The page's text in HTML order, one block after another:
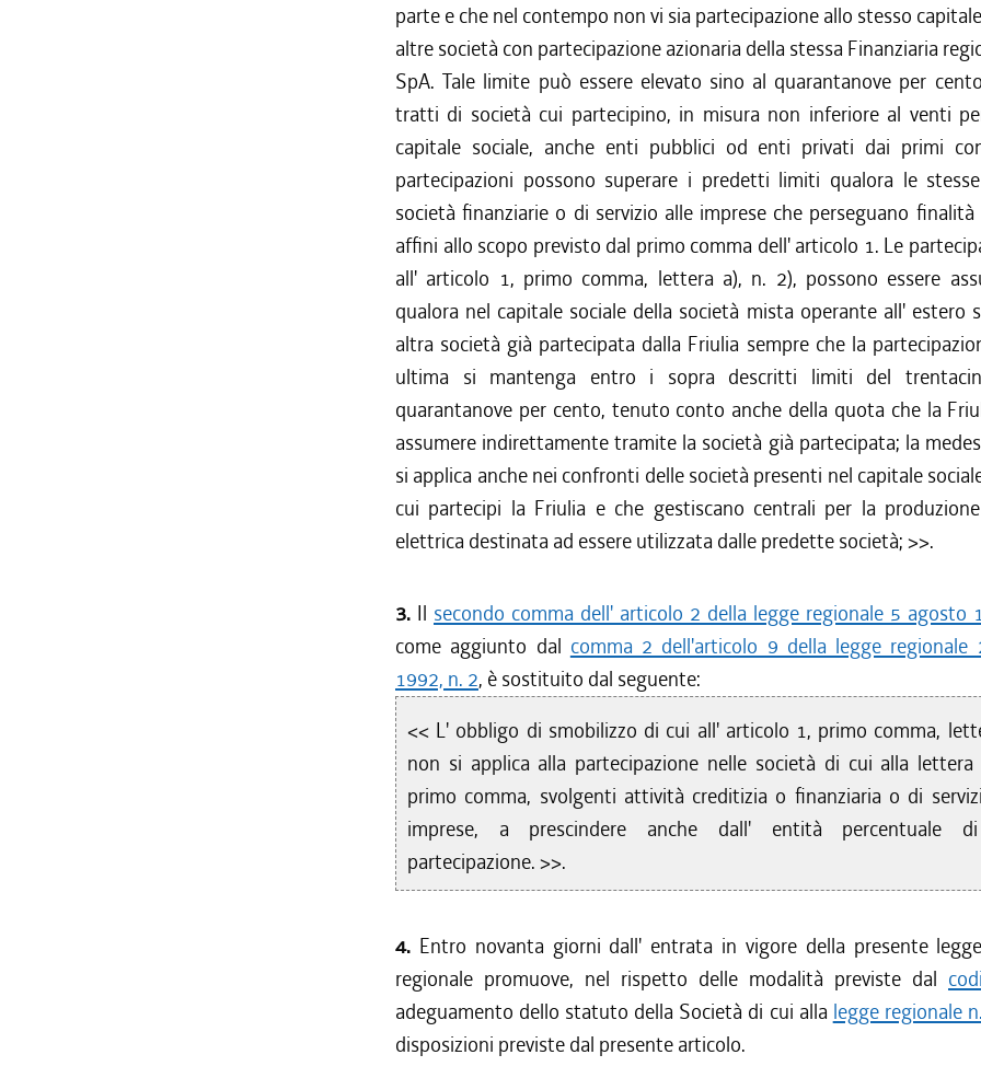
parte e che nel contempo non vi sia partecipazione allo stesso
altre società con partecipazione azionaria della stessa Finanziaria
SpA. Tale limite può essere elevato sino al quarantanove per
tratti di società cui partecipino, in misura non inferiore al venti
capitale sociale, anche enti pubblici od enti privati dai primi
partecipazioni possono superare i predetti limiti qualora le
società finanziarie o di servizio alle imprese che perseguano finalità
affini allo scopo previsto dal primo comma dell' articolo 1. Le
all' articolo 1, primo comma, lettera a), n. 2), possono essere
qualora nel capitale sociale della società mista operante all' estero
altra società già partecipata dalla Friulia sempre che la
ultima si mantenga entro i sopra descritti limiti del
quarantanove per cento, tenuto conto anche della quota che la
assumere indirettamente tramite la società già partecipata; la
si applica anche nei confronti delle società presenti nel capitale
cui partecipi la Friulia e che gestiscano centrali per la
elettrica destinata ad essere utilizzata dalle predette società; >>.
3. Il secondo comma dell' articolo 2 della legge regionale 5 agosto
come aggiunto dal comma 2 dell'articolo 9 della legge regionale
1992, n. 2, è sostituito dal seguente:
<< L' obbligo di smobilizzo di cui all' articolo 1, primo comma,
non si applica alla partecipazione nelle società di cui alla lettera
primo comma, svolgenti attività creditizia o finanziaria o di
imprese, a prescindere anche dall' entità percentuale
partecipazione. >>.
4. Entro novanta giorni dall' entrata in vigore della presente
regionale promuove, nel rispetto delle modalità previste dal
adeguamento dello statuto della Società di cui alla legge regionale
disposizioni previste dal presente articolo.